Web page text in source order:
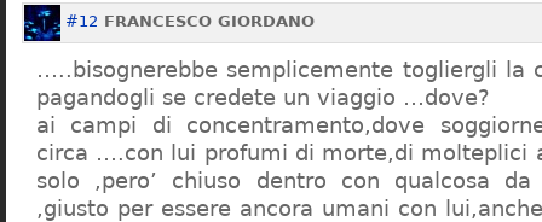
#12 FRANCESCO GIORDANO
…..bisognerebbe semplicemente togliergli la
pagandogli se credete un viaggio …dove?
ai campi di concentramento,dove
circa ….con lui profumi di morte,di molteplici
solo ,pero’ chiuso dentro con qualcosa
,giusto per essere ancora umani con